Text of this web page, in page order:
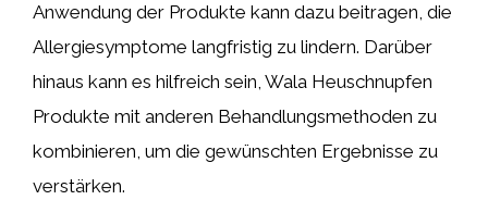
Anwendung der Produkte kann dazu beitragen, die
Allergiesymptome langfristig zu lindern. Darüber
hinaus kann es hilfreich sein, Wala Heuschnupfen
Produkte mit anderen Behandlungsmethoden zu
kombinieren, um die gewünschten Ergebnisse zu
verstärken.